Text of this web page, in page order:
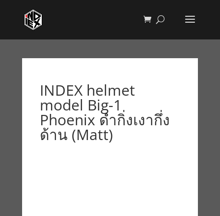
INDEX helmet
model Big-1
Phoenix ดำกิ่งเงากึ่ง
ด้าน (Matt)